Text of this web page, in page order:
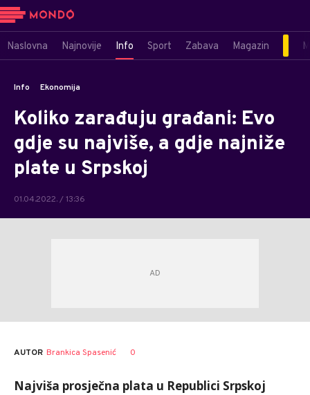
Naslovna Najnovije Info Sport Zabava Magazin
Info Ekonomija
Koliko zarađuju građani: Evo
gdje su najviše, a gdje najniže
plate u Srpskoj
01.04.2022. / 13:36
AUTOR Brankica Spasenić 0
Najviša prosječna plata u Republici Srpskoj